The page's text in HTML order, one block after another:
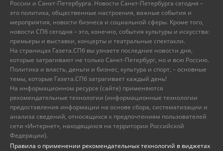
России и Санкт-Петербурга. Новости Санкт-Петербурга сегодня –
это политика, общественные настроения, важные события и
мероприятия, новости бизнеса и социальной сферы. Кроме того,
новости СПб сегодня – это, конечно, события культуры и искусства:
премьеры и выставки, концерты и театральные спектакли.
На страницах Газета.СПб вы узнаете последние новости дня,
которые затрагивают не только Санкт-Петербург, но и всю Россию.
Политика и власть, деньги и бизнес, культура и спорт, – основные
темы, которые Газета.СПб затрагивает каждый день!
На информационном ресурсе (сайте) применяются
рекомендательные технологии (информационные технологии
предоставления информации на основе сбора, систематизации и
анализа сведений, относящихся к предпочтениям пользователей
сети «Интернет», находящихся на территории Российской
Федерации).
Правила о применении рекомендательных технологий в виджетах